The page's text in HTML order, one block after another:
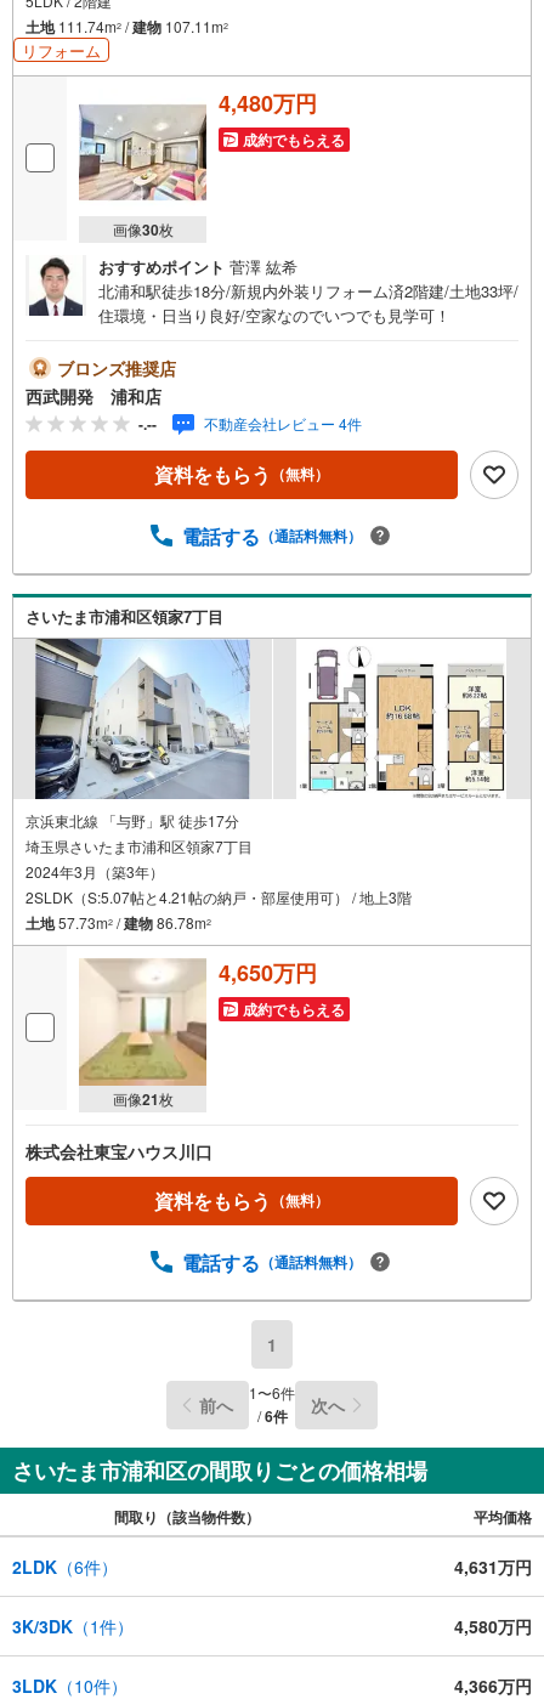
土地111.74m2 /建物 107.11m2
リフォーム
画像30枚
4,480万円
成約でもらえる
おすすめポイント 菅澤 紘希
北浦和駅徒歩18分/新規内外装リフォーム済2階建/土地33坪/
住環境・日当り良好/空家なのでいつでも見学可！
ブロンズ推奨店
西武開発 浦和店
-.-- 不動産会社レビュー 4件
資料をもらう （無料）
電話する （通話料無料）
さいたま市浦和区領家7丁目
京浜東北線 「与野」駅 徒歩17分
埼玉県さいたま市浦和区領家7丁目
2024年3月（築3年）
2SLDK（S:5.07帖と4.21帖の納戸・部屋使用可） / 地上3階
土地57.73m2 /建物86.78m2
画像21枚
4,650万円
成約でもらえる
株式会社東宝ハウス川口
資料をもらう （無料）
電話する （通話料無料）
1
前へ 1〜6件
/6件 次へ
さいたま市浦和区の間取りごとの価格相場
間取り（該当物件数） 平均価格
2LDK （6件） 4,631万円
3K/3DK （1件） 4,580万円
3LDK （10件） 4,366万円